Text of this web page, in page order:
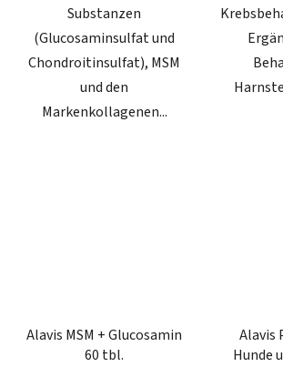
Substanzen
(Glucosaminsulfat und
Chondroitinsulfat), MSM
und den
Markenkollagenen...
Alavis MSM + Glucosamin
60 tbl.
Alavis
Hunde